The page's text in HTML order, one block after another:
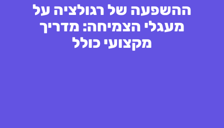
ההשפעה של רגולציה על
מעגלי הצמיחה: מדריך
מקצועי כולל